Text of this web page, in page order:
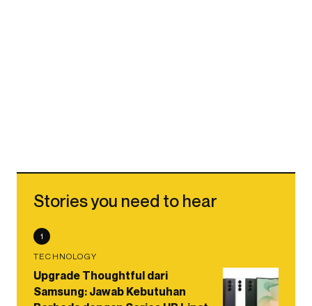
Stories you need to hear
1
TECHNOLOGY
Upgrade Thoughtful dari
Samsung: Jawab Kebutuhan